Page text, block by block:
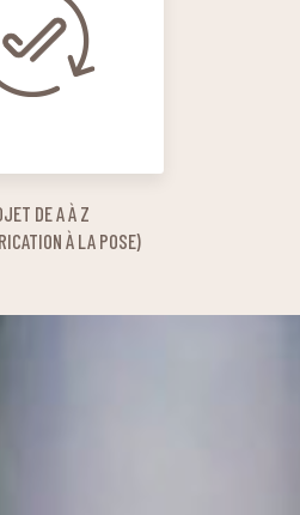
DE A À Z
À LA POSE)